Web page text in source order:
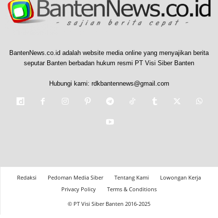
BantenNews.co.id adalah website media online yang menyajikan berita
seputar Banten berbadan hukum resmi PT Visi Siber Banten
Hubungi kami: rdkbantennews@gmail.com
Redaksi Pedoman Media Siber Tentang Kami
Lowongan Kerja
Privacy Policy
Terms & Conditions
© PT Visi Siber Banten 2016-2025